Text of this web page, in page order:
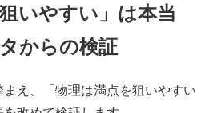
いやすい」は本当
からの検証
え、「物理は満点を狙いやすい